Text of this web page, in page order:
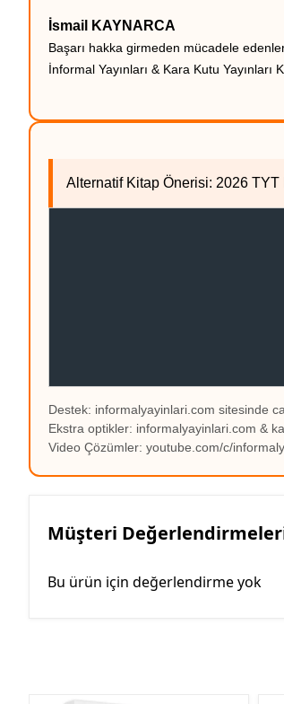
İsmail KAYNARCA
Başarı hakka girmeden mücadele
İnformal Yayınları & Kara Kutu Yayınları
Alternatif Kitap Önerisi: 2026 TYT
Destek: informalyayinlari.com sitesinde
Ekstra optikler: informalyayinlari.com &
Video Çözümler: youtube.com/c/
Müşteri
Bu ürün için değerlendirme yok